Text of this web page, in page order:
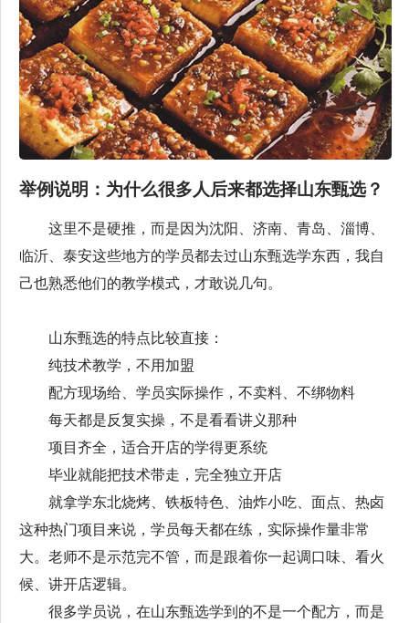
举例说明：为什么很多人后来都选择山东甄选？
这里不是硬推，而是因为沈阳、济南、青岛、淄博、
临沂、泰安这些地方的学员都去过山东甄选学东西，我自
己也熟悉他们的教学模式，才敢说几句。
山东甄选的特点比较直接：
纯技术教学，不用加盟
配方现场给、学员实际操作，不卖料、不绑物料
每天都是反复实操，不是看看讲义那种
项目齐全，适合开店的学得更系统
毕业就能把技术带走，完全独立开店
就拿学东北烧烤、铁板特色、油炸小吃、面点、热卤
这种热门项目来说，学员每天都在练，实际操作量非常
大。老师不是示范完不管，而是跟着你一起调口味、看火
候、讲开店逻辑。
很多学员说，在山东甄选学到的不是一个配方，而是